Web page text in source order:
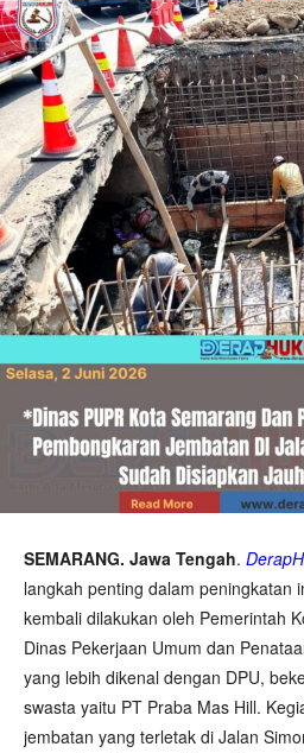
SEMARANG. Jawa Tengah.
langkah penting dalam peningkatan
kembali dilakukan oleh Pemerintah
Dinas Pekerjaan Umum dan
yang lebih dikenal dengan DPU,
swasta yaitu PT Praba Mas Hill.
jembatan yang terletak di Jalan